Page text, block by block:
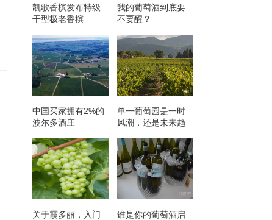
凯歌香槟发布特级
干型极老香槟
我的葡萄酒到底要
不要醒？
中国买家拥有2%的
波尔多酒庄
单一葡萄园是一时
风潮，还是未来趋
关于霞多丽，入门
谁是你的葡萄酒启